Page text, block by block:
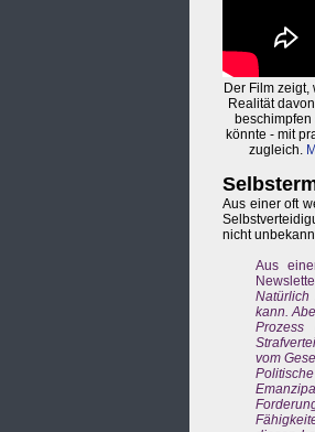
Der Film
Realität
könnte - mit
zugleich.
Aus einer oft
nicht
Aus
Natürlich
kann.
vom